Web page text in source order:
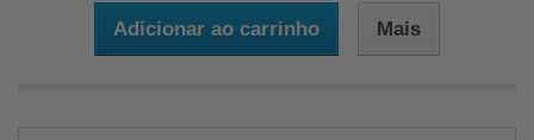
Adicionar ao carrinho Mais